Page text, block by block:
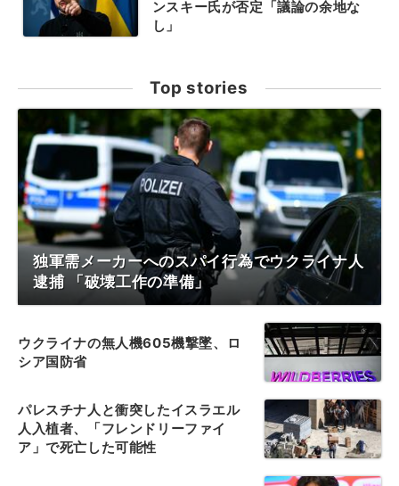
ンスキー氏が否定「議論の余地な
し」
Top stories
独軍需メーカーへのスパイ行為でウクライナ人
逮捕 「破壊工作の準備」
ウクライナの無人機605機撃墜、ロ
シア国防省
パレスチナ人と衝突したイスラエル
人入植者、「フレンドリーファイ
ア」で死亡した可能性